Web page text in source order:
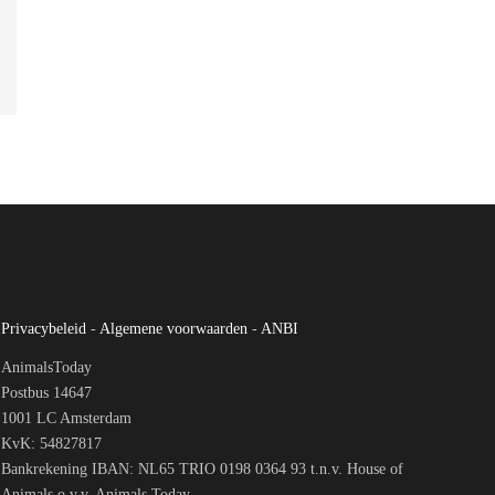
Privacybeleid - Algemene voorwaarden - ANBI
AnimalsToday
Postbus 14647
1001 LC Amsterdam
KvK: 54827817
Bankrekening IBAN: NL65 TRIO 0198 0364 93 t.n.v. House of